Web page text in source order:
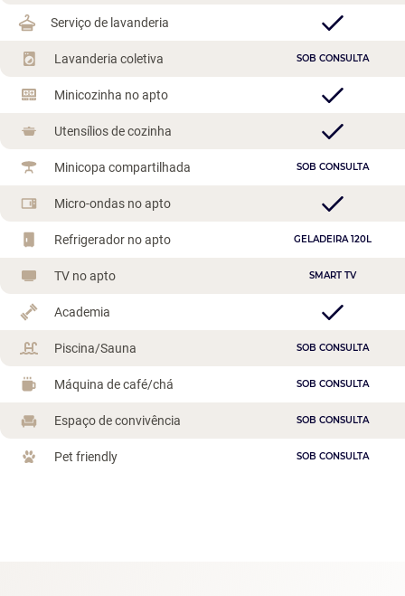
Serviço de lavanderia
Lavanderia coletiva SOB CONSULTA
Minicozinha no apto
Utensílios de cozinha
Minicopa compartilhada SOB CONSULTA
Micro-ondas no apto
Refrigerador no apto GELADEIRA 120L
TV no apto SMART TV
Academia
Piscina/Sauna SOB CONSULTA
Máquina de café/chá SOB CONSULTA
Espaço de convivência SOB CONSULTA
Pet friendly SOB CONSULTA